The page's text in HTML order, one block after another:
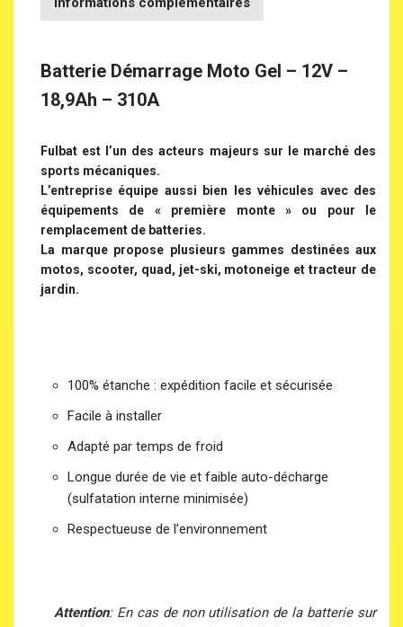
Batterie Démarrage Moto Gel – 12V –
18,9Ah – 310A
Fulbat est l’un des acteurs majeurs sur le marché des
sports mécaniques.
L’entreprise équipe aussi bien les véhicules avec des
équipements de « première monte » ou pour le
remplacement de batteries.
La marque propose plusieurs gammes destinées aux
motos, scooter, quad, jet-ski, motoneige et tracteur de
jardin.
100% étanche : expédition facile et sécurisée
Facile à installer
Adapté par temps de froid
Longue durée de vie et faible auto-décharge
(sulfatation interne minimisée)
Respectueuse de l’environnement
Attention: En cas de non utilisation de la batterie sur